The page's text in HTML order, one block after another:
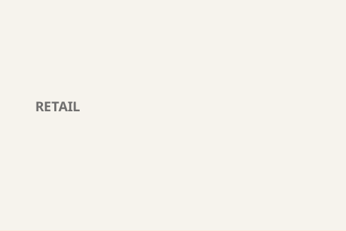
RETAIL